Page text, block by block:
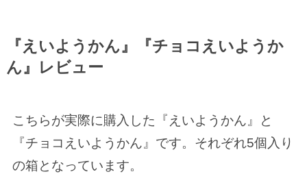
『えいようかん』『チョコえいようか
ん』レビュー
こちらが実際に購入した『えいようかん』と
『チョコえいようかん』です。それぞれ5個入り
の箱となっています。